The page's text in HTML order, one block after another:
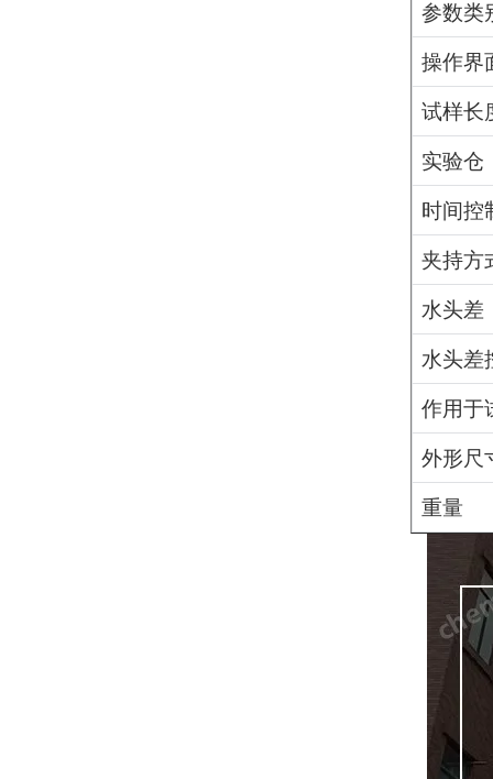
参数类
操作界
试样长
实验仓
时间控
夹持方
水头差
水头差
作用于
外形尺
重量